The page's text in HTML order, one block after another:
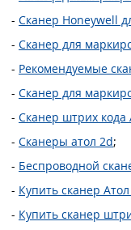
- Сканер Honeywell
- Сканер для
- Рекомендуемые
- Сканер для
- Сканер штрих кода
- Сканеры атол 2d;
- Беспроводной
- Купить сканер
- Купить сканер